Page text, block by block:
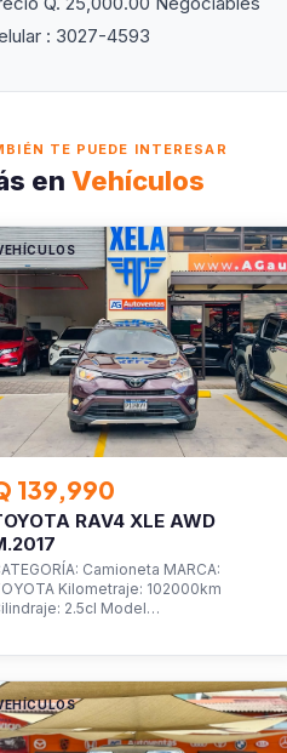
: 3027-4593
TE PUEDE INTERESAR
en Vehículos
139,990
RAV4 XLE AWD
Camioneta MARCA:
Kilometraje: 102000km
2.5cl Model…